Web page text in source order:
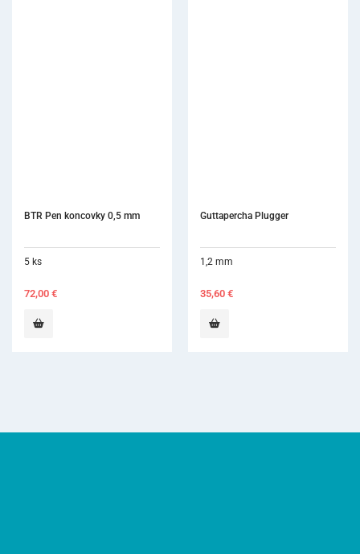
BTR Pen koncovky 0,5 mm
5 ks
72,00 €
Guttapercha Plugger
1,2 mm
35,60 €